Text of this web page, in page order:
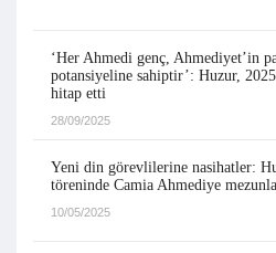
‘Her Ahmedi genç, Ahmediyet’in
potansiyeline sahiptir’: Huzur,
hitap etti
28/09/2025
Yeni din görevlilerine nasihatler:
töreninde Camia Ahmediye
10/05/2025